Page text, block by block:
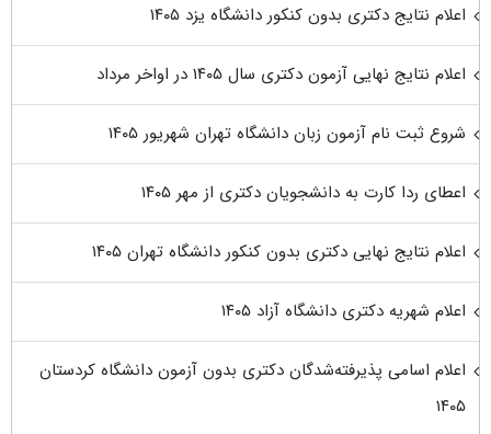
اعلام نتایج دکتری بدون کنکور دانشگاه یزد ۱۴۰۵
اعلام نتایج نهایی آزمون دکتری سال ۱۴۰۵ در اواخر مرداد
شروع ثبت نام آزمون زبان دانشگاه تهران شهریور ۱۴۰۵
اعطای ردا کارت به دانشجویان دکتری از مهر ۱۴۰۵
اعلام نتایج نهایی دکتری بدون کنکور دانشگاه تهران ۱۴۰۵
اعلام شهریه دکتری دانشگاه آزاد ۱۴۰۵
اعلام اسامی پذیرفته‌شدگان دکتری بدون آزمون دانشگاه کردستان
۱۴۰۵